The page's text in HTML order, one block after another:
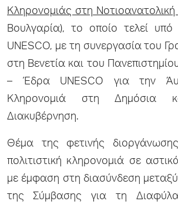
Κληρονομιάς στη
Βουλγαρία), το οποίο τελεί υπό
UNESCO, με τη συνεργασία του
στη Βενετία και του
– Έδρα UNESCO για την
Κληρονομιά στη Δημόσια
Διακυβέρνηση.
Θέμα της φετινής
πολιτιστική κληρονομιά σε
με έμφαση στη διασύνδεση
της Σύμβασης για τη